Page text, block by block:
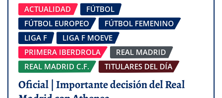
ACTUALIDAD
FÚTBOL
FÚTBOL EUROPEO
FÚTBOL FEMENINO
LIGA F
LIGA F MOEVE
PRIMERA IBERDROLA
REAL MADRID
REAL MADRID C.F.
TITULARES DEL DÍA
Oficial | Importante decisión del Real